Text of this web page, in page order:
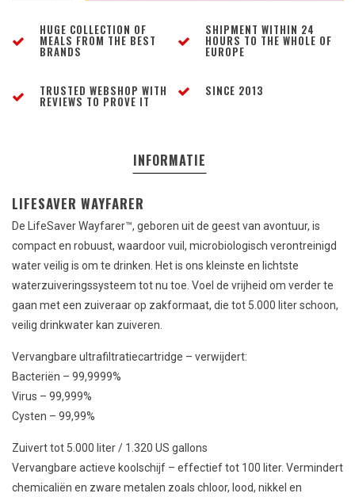
HUGE COLLECTION OF
MEALS FROM THE BEST
BRANDS
SHIPMENT WITHIN 24
HOURS TO THE WHOLE OF
EUROPE
TRUSTED WEBSHOP WITH
REVIEWS TO PROVE IT
SINCE 2013
INFORMATIE
LIFESAVER WAYFARER
De LifeSaver Wayfarer™, geboren uit de geest van avontuur, is
compact en robuust, waardoor vuil, microbiologisch verontreinigd
water veilig is om te drinken. Het is ons kleinste en lichtste
waterzuiveringssysteem tot nu toe. Voel de vrijheid om verder te
gaan met een zuiveraar op zakformaat, die tot 5.000 liter schoon,
veilig drinkwater kan zuiveren.
Vervangbare ultrafiltratiecartridge – verwijdert:
Bacteriën – 99,9999%
Virus – 99,999%
Cysten – 99,99%
Zuivert tot 5.000 liter / 1.320 US gallons
Vervangbare actieve koolschijf – effectief tot 100 liter. Vermindert
chemicaliën en zware metalen zoals chloor, lood, nikkel en